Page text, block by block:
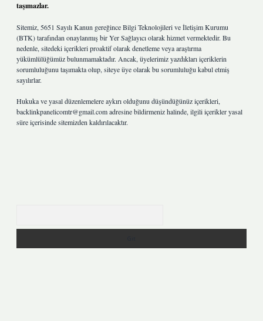
taşımazlar.
Sitemiz, 5651 Sayılı Kanun gereğince Bilgi Teknolojileri ve İletişim Kurumu
(BTK) tarafından onaylanmış bir Yer Sağlayıcı olarak hizmet vermektedir. Bu
nedenle, sitedeki içerikleri proaktif olarak denetleme veya araştırma
yükümlülüğümüz bulunmamaktadır. Ancak, üyelerimiz yazdıkları içeriklerin
sorumluluğunu taşımakta olup, siteye üye olarak bu sorumluluğu kabul etmiş
sayılırlar.
Hukuka ve yasal düzenlemelere aykırı olduğunu düşündüğünüz içerikleri,
backlinkpanelicomtr@gmail.comadresine bildirmeniz halinde, ilgili içerikler yasal
süre içerisinde sitemizden kaldırılacaktır.